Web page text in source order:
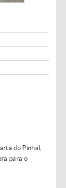
do Pinhal,
para o